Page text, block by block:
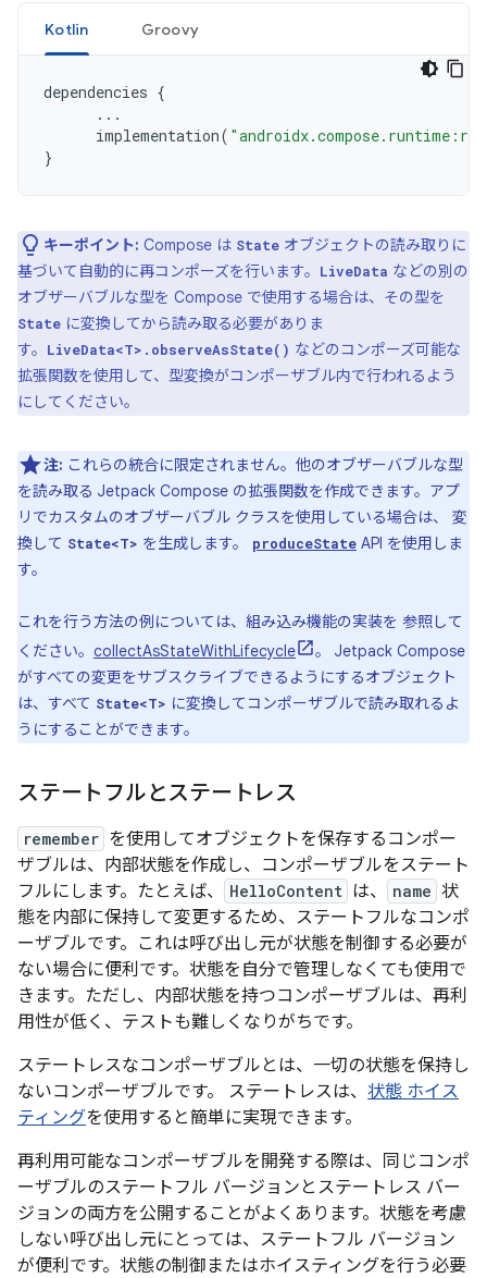
Kotlin Groovy
dependencies {
...
implementation(
}
キーポイント: Compose は State オブジェクトの読み取りに
基づいて自動的に再コンポーズを行います。
LiveData などの別の
オブザーバブルな型を Compose で使用する場合は、その型を
State に変換してから読み取る必要がありま
す。
LiveData<T>.observeAsState() などのコンポーズ可能な
拡張関数を使用して、型変換がコンポーザブル内で行われるよう
にしてください。
注: これらの統合に限定されません。他のオブザーバブルな型
を読み取る Jetpack Compose の拡張関数を作成できます。アプ
リでカスタムのオブザーバブル クラスを使用している場合は、 変
換して State<T> を生成します。 produceState API を使用しま
す。
これを行う方法の例については、組み込み機能の実装を 参照して
ください。 collectAsStateWithLifecycle
。 Jetpack Compose
がすべての変更をサブスクライブできるようにするオブジェクト
は、すべて State<T> に変換してコンポーザブルで読み取れるよ
うにすることができます。
ステートフルとステートレス
remember を使用してオブジェクトを保存するコンポー
ザブルは、内部状態を作成し、コンポーザブルをステート
フルにします。たとえば、 HelloContent は、 name 状
態を内部に保持して変更するため、ステートフルなコンポ
ーザブルです。これは呼び出し元が状態を制御する必要が
ない場合に便利です。状態を自分で管理しなくても使用で
きます。ただし、内部状態を持つコンポーザブルは、再利
用性が低く、テストも難しくなりがちです。
ステートレスなコンポーザブルとは、一切の状態を保持し
ないコンポーザブルです。 ステートレスは、 状態 ホイス
ティングを使用すると簡単に実現できます。
再利用可能なコンポーザブルを開発する際は、同じコンポ
ーザブルのステートフル バージョンとステートレス バー
ジョンの両方を公開することがよくあります。状態を考慮
しない呼び出し元にとっては、ステートフル バージョン
が便利です。状態の制御またはホイスティングを行う必要